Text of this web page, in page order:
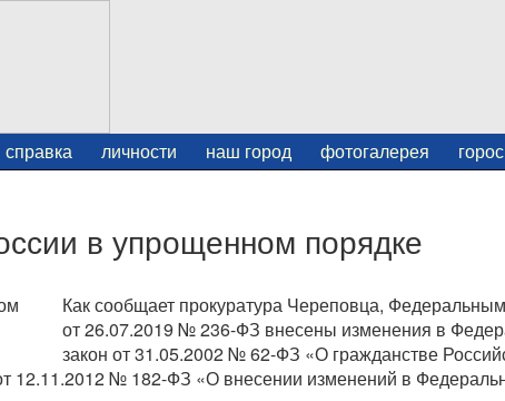
справка личности наш город фотогалерея
в упрощенном порядке
Как сообщает прокуратура Череповца,
от 26.07.2019 № 236-ФЗ внесены изменения в
закон от 31.05.2002 № 62-ФЗ «О гражданстве
12.11.2012 № 182-ФЗ «О внесении изменений в